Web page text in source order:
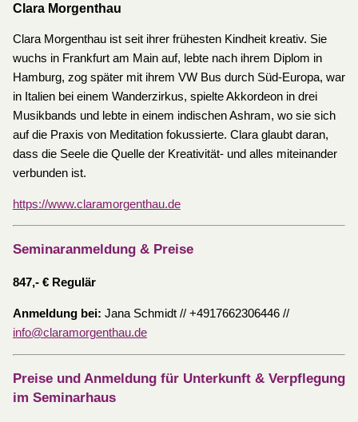
Clara Morgenthau
Clara Morgenthau ist seit ihrer frühesten Kindheit kreativ. Sie
wuchs in Frankfurt am Main auf, lebte nach ihrem Diplom in
Hamburg, zog später mit ihrem VW Bus durch Süd-Europa, war
in Italien bei einem Wanderzirkus, spielte Akkordeon in drei
Musikbands und lebte in einem indischen Ashram, wo sie sich
auf die Praxis von Meditation fokussierte. Clara glaubt daran,
dass die Seele die Quelle der Kreativität- und alles miteinander
verbunden ist.
https://www.claramorgenthau.de
Seminaranmeldung & Preise
847,- € Regulär
Anmeldung bei: Jana Schmidt // +4917662306446 //
info@claramorgenthau.de
Preise und Anmeldung für Unterkunft & Verpflegung
im Seminarhaus